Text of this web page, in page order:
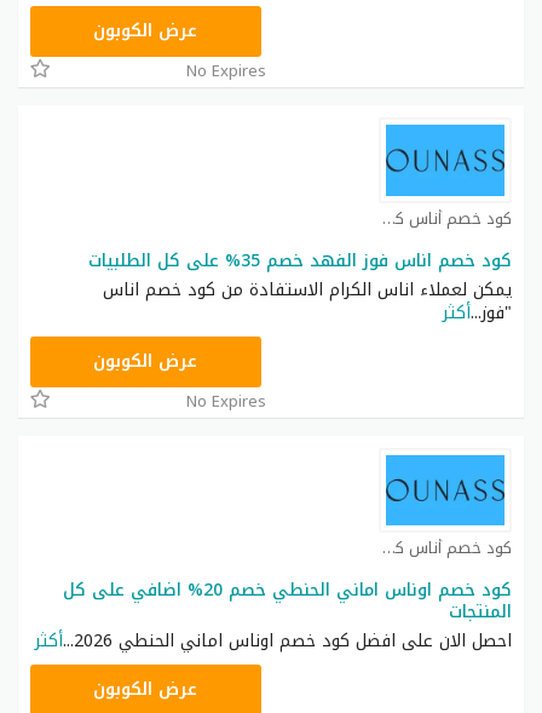
DB115عرض الكوبون
No Expires
كود خصم أناس كوبون
كود خصم اناس فوز الفهد خصم 35% على كل الطلبيات
يمكن لعملاء اناس الكرام الاستفادة من كود خصم اناس
"فوز...أكثر
DB115عرض الكوبون
No Expires
كود خصم أناس كوبون
كود خصم اوناس اماني الحنطي خصم 20% اضافي على كل
المنتجات
احصل الان على افضل كود خصم اوناس اماني الحنطي 2026
...أكثر
DB115عرض الكوبون